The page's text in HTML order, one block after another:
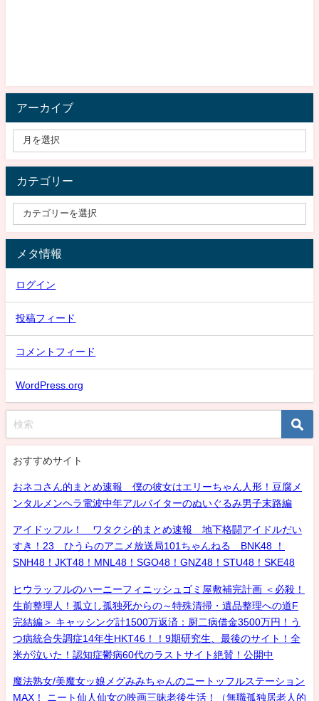
アーカイブ
カテゴリー
メタ情報
ログイン
投稿フィード
コメントフィード
WordPress.org
おすすめサイト
おネコさん的まとめ速報 僕の彼女はエリーちゃん人形！豆腐メ
ンタルメンヘラ電波中年アルバイターのぬいぐるみ男子末路編
アイドッフル！ ワタクシ的まとめ速報 地下格闘アイドルだい
すき！23 ひうらのアニメ放送局101ちゃんねる BNK48 ！
SNH48！JKT48！MNL48！SGO48！GNZ48！STU48！SKE48
ヒウラッフルのハーニーフィニッシュゴミ屋敷補完計画 ＜必殺！
生前整理人！孤立し孤独死からの～特殊清掃・遺品整理への道F
完結編＞ キャッシング計1500万返済：厨二病借金3500万円！う
つ病統合失調症14年生HKT46！！9期研究生、最後のサイト！全
米が泣いた！認知症鬱病60代のラストサイト絶賛！公開中
魔法熟女/美魔女ッ娘メグみみちゃんのニートッフルステーション
MAX！ ニート仙人仙女の映画三昧老後生活！（無職孤独居老人的